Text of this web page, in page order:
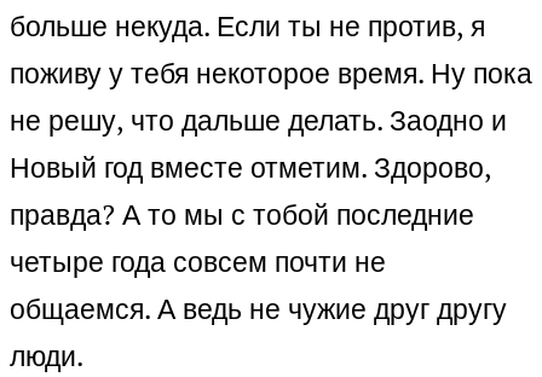
больше некуда. Если ты не против, я
поживу у тебя некоторое время. Ну пока
не решу, что дальше делать. Заодно и
Новый год вместе отметим. Здорово,
правда? А то мы с тобой последние
четыре года совсем почти не
общаемся. А ведь не чужие друг другу
люди.